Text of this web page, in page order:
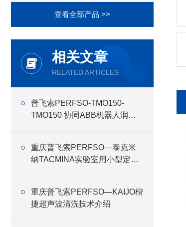
查看全部产品 >>
相关文章
RELATED ARTICLES
普飞索PERFSO-TMO150-
TMO150 协同ABB机器人润滑
重庆普飞索PERFSO—泰克米
纳TACMINA实验室用小型定量
重庆普飞索PERFSO—KAIJO楷
捷超声波清洗技术介绍